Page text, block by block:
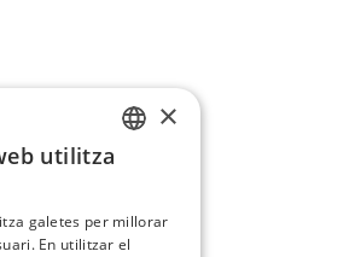
×
utilitza
galetes per millorar
En utilitzar el